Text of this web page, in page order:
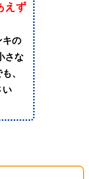
えず
キの
さな
、
い